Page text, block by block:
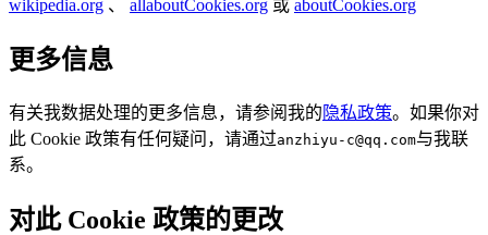
wikipedia.org 、 allaboutCookies.org 或 aboutCookies.org
更多信息
有关我数据处理的更多信息，请参阅我的 隐私政策。如果你对
此 Cookie 政策有任何疑问，请通过anzhiyu-c@qq.com与我联
系。
对此 Cookie 政策的更改